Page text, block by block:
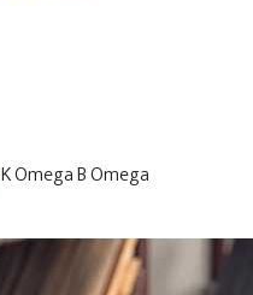
K Omega B Omega